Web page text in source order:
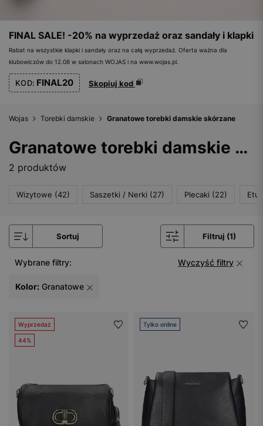
FINAL SALE! -20% na wyprzedaż oraz sandały i klapki
Rabat na wszystkie klapki i sandały oraz na całą wyprzedaż. Oferta ważna dla
klubowiczów do 12.08 w salonach WOJAS i na www.wojas.pl.
KOD: FINAL20 Skopiuj kod
Wojas Torebki damskie Granatowe torebki damskie skórzane
Granatowe torebki damskie skórzane
2 produktów
Wizytowe (42) Saszetki / Nerki (27) Plecaki (22)
Sortuj Filtruj (1)
Wybrane filtry: Wyczyść filtry
Kolor: Granatowe
Wyprzedaż
44%
Tylko online